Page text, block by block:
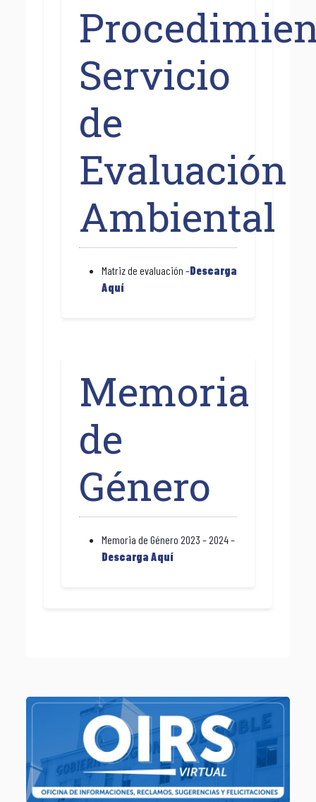
Servicio
de
Evaluación
Ambiental
Matriz de evaluación –Descarga
Aquí
Memoria
de
Género
Memoria de Género 2023 – 2024 –
Descarga Aquí